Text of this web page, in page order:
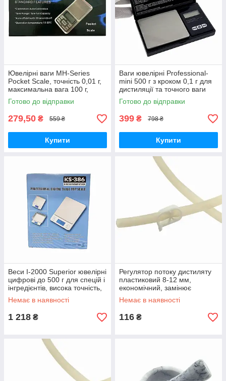
Ювелірні ваги MH-Series
Pocket Scale, точність 0,01 г,
максимальна вага 100 г,
комплект 2 батарейки AAA
Готово до відправки
279,50 ₴ 559 ₴
Купити
Ваги ювелірні Professional-
mini 500 г з кроком 0,1 г для
дистиляції та точного ваги
інгредієнтів
Готово до відправки
399 ₴ 798 ₴
Купити
Веси I-2000 Superior ювелірні
цифрові до 500 г для спецій і
інгредієнтів, висока точність,
ідеально підходять для
винокурів
Немає в наявності
1 218 ₴
Регулятор потоку дистиляту
пластиковий 8-12 мм,
економічний, замінює
голчастий кран, виробництво
Польща
Немає в наявності
116 ₴